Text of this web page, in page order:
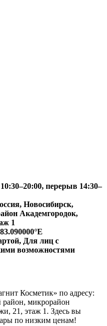
перерыв 14:30–
Новосибирск,
Академгородок,
1
Для лиц с
возможностями
Косметик» по адресу:
район, микрорайон
21, этаж 1. Здесь вы
по низким ценам!